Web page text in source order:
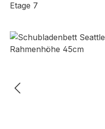
Etage 7
Bildergalerie überspringen